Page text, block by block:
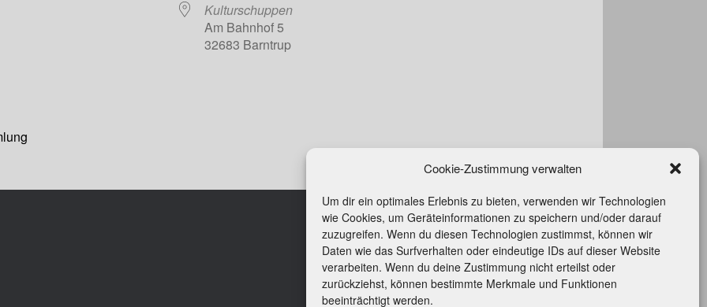
Cookie-Zustimmung verwalten
Um dir ein optimales Erlebnis zu bieten, verwenden wir Technologien
wie Cookies, um Geräteinformationen zu speichern und/oder darauf
zuzugreifen. Wenn du diesen Technologien zustimmst, können wir
Daten wie das Surfverhalten oder eindeutige IDs auf dieser Website
verarbeiten. Wenn du deine Zustimmung nicht erteilst oder
zurückziehst, können bestimmte Merkmale und Funktionen
beeinträchtigt werden.
Kulturschuppen
Am Bahnhof 5
32683 Barntrup
Beitrittserklärung
Kontakt
Impressum
Cookie-Richtlinie (EU)